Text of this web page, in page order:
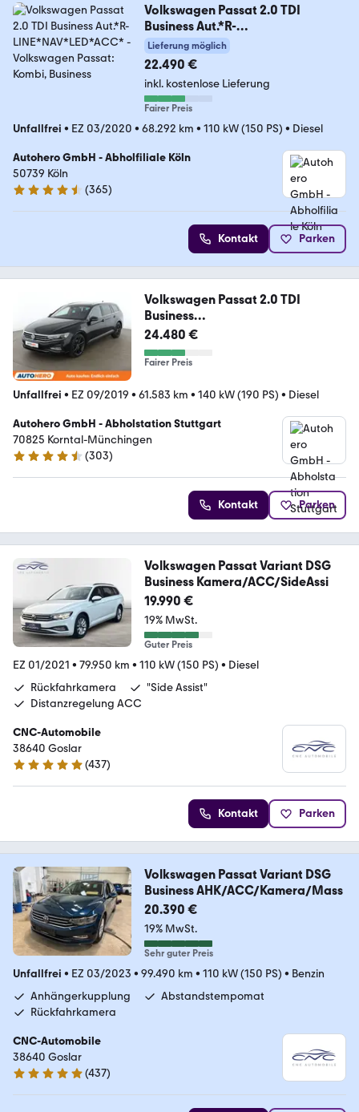
Volkswagen Passat 2.0 TDI
Business Aut.*R-
LINE*NAV*LED*ACC*
Lieferung möglich
22.490 €
inkl. kostenlose Lieferung
Fairer Preis
Unfallfrei • EZ 03/2020 • 68.292 km • 110 kW (150 PS) • Diesel
Autohero GmbH - Abholfiliale Köln
50739 Köln
4.6 Sterne
(365)
Kontakt Parken
Volkswagen Passat 2.0 TDI
Business
Aut.*NAV*ACC*360CAM*AHK*
24.480 €
Fairer Preis
Unfallfrei • EZ 09/2019 • 61.583 km • 140 kW (190 PS) • Diesel
Autohero GmbH - Abholstation Stuttgart
70825 Korntal-Münchingen
4.4 Sterne
(303)
Kontakt Parken
Volkswagen Passat Variant DSG
Business Kamera/ACC/SideAssi
19.990 €
19% MwSt.
Guter Preis
EZ 01/2021 • 79.950 km • 110 kW (150 PS) • Diesel
Rückfahrkamera
"Side Assist"
Distanzregelung ACC
CNC-Automobile
38640 Goslar
4.9 Sterne
(437)
Kontakt Parken
Volkswagen Passat Variant DSG
Business AHK/ACC/Kamera/Mass
20.390 €
19% MwSt.
Sehr guter Preis
Unfallfrei • EZ 03/2023 • 99.490 km • 110 kW (150 PS) • Benzin
Anhängerkupplung
Abstandstempomat
Rückfahrkamera
CNC-Automobile
38640 Goslar
4.9 Sterne
(437)